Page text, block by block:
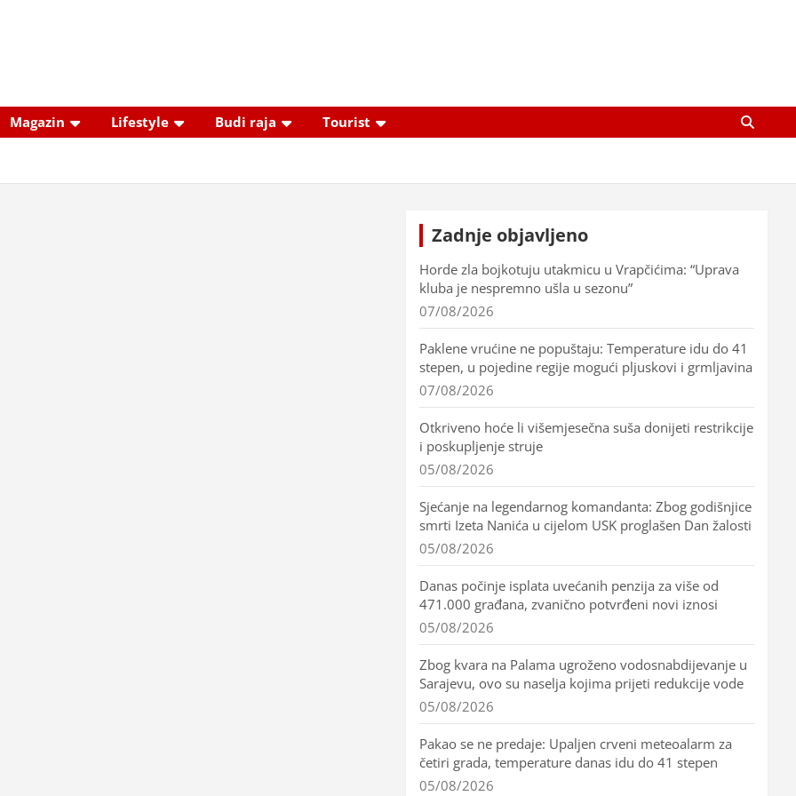
Magazin Lifestyle Budi raja Tourist
Zadnje objavljeno
Horde zla bojkotuju utakmicu u Vrapčićima: “Uprava
kluba je nespremno ušla u sezonu”
07/08/2026
Paklene vrućine ne popuštaju: Temperature idu do 41
stepen, u pojedine regije mogući pljuskovi i grmljavina
07/08/2026
Otkriveno hoće li višemjesečna suša donijeti restrikcije
i poskupljenje struje
05/08/2026
Sjećanje na legendarnog komandanta: Zbog godišnjice
smrti Izeta Nanića u cijelom USK proglašen Dan žalosti
05/08/2026
Danas počinje isplata uvećanih penzija za više od
471.000 građana, zvanično potvrđeni novi iznosi
05/08/2026
Zbog kvara na Palama ugroženo vodosnabdijevanje u
Sarajevu, ovo su naselja kojima prijeti redukcije vode
05/08/2026
Pakao se ne predaje: Upaljen crveni meteoalarm za
četiri grada, temperature danas idu do 41 stepen
05/08/2026